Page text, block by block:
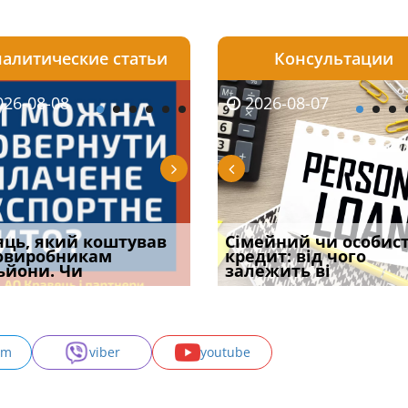
06
встановив для
шкоди
2026-08-06
Документи, на яких не
проставляється
апостиль: пер
статьи
08-08
який коштував
Чи
2026-08-07
Огляд практики ВС від
Ростислава Кравця, що
опублі
Консультации
2026-08-05
потрібна ФОП
у 2026 році:
засто
2026-08-07
Сімейний чи
кредит: від чого
залежить ві
2026-07-30
Восьмий ААС
підтвердив, що
може скас
viber youtube